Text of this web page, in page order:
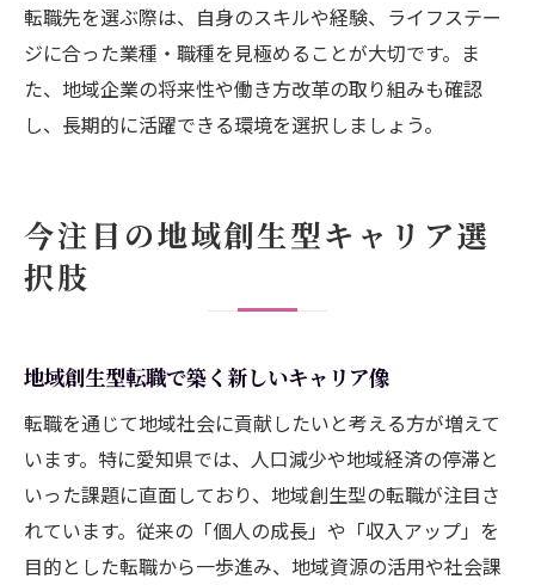
転職先を選ぶ際は、自身のスキルや経験、ライフステー
ジに合った業種・職種を見極めることが大切です。ま
た、地域企業の将来性や働き方改革の取り組みも確認
し、長期的に活躍できる環境を選択しましょう。
今注目の地域創生型キャリア選
択肢
地域創生型転職で築く新しいキャリア像
転職を通じて地域社会に貢献したいと考える方が増えて
います。特に愛知県では、人口減少や地域経済の停滞と
いった課題に直面しており、地域創生型の転職が注目さ
れています。従来の「個人の成長」や「収入アップ」を
目的とした転職から一歩進み、地域資源の活用や社会課